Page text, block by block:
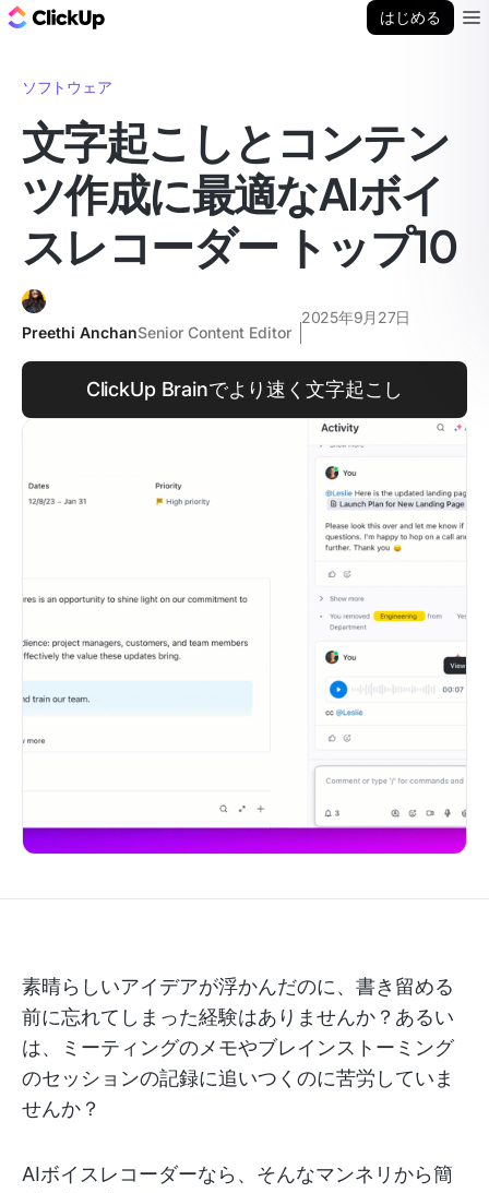
はじめる
ソフトウェア
文字起こしとコンテン
ツ作成に最適なAIボイ
スレコーダー トップ10
Preethi AnchanSenior Content Editor
2025年9月27日
ClickUp Brainでより速く文字起こし
素晴らしいアイデアが浮かんだのに、書き留める
前に忘れてしまった経験はありませんか？あるい
は、ミーティングのメモやブレインストーミング
のセッションの記録に追いつくのに苦労していま
せんか？
AIボイスレコーダーなら、そんなマンネリから簡